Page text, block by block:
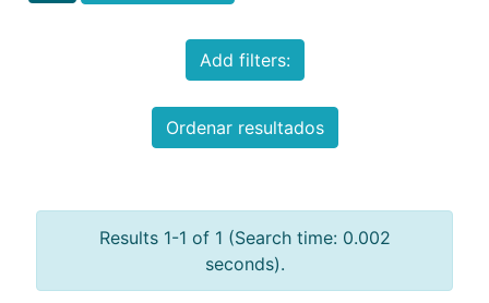
Add filters:
Ordenar resultados
Results 1-1 of 1 (Search time: 0.002
seconds).